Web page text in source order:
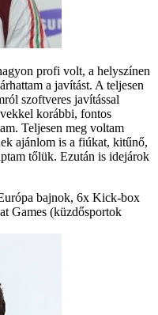
profi volt, a helyszínen
a javítást. A teljesen
szoftveres javítással
korábbi, fontos
Teljesen meg voltam
ajánlom is a fiúkat, kitűnő,
tőlük. Ezután is idejárok
bajnok, 6x Kick-box
Games (küzdősportok